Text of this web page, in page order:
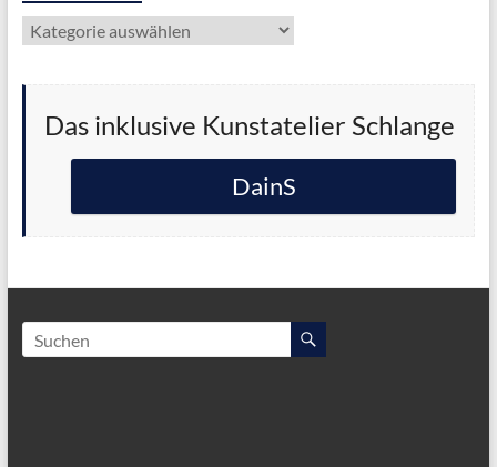
Kategorien
Das inklusive Kunstatelier Schlange
DainS